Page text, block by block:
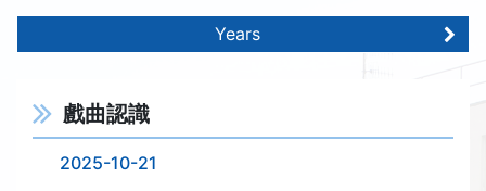
Years
戲曲認識
2025-10-21